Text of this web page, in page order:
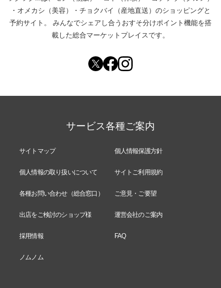
・ オメカシ（美容） ・ チョクバイ（産地直送） のショッピングと
予約サイト。
みんなでシェアし合う おすそ分けポイント機能を搭
載した総合マーケットプレイスです。
サービス各種ご案内
サイトマップ 個人情報保護方針
個人情報の取り扱いについて サイトご利用規約
各種お問い合わせ（総合窓口） ご意見・ご要望
出店をご検討のショップ様 運営会社のご案内
採用情報 FAQ
ノムノム